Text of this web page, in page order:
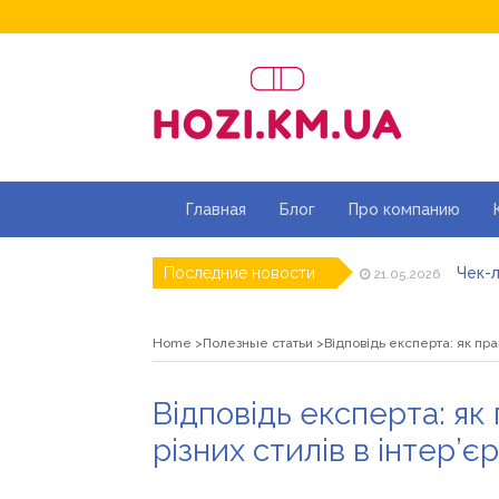
Главная Блог Про компанию
Последние новости 21.05.2026 Чек-
07.05.2026
Home Полезные статьи Відповідь експерта: як
Відповідь експерта:
різних стилів в